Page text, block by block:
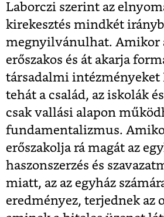
Laborczi szerint az
kirekesztés mindkét
megnyilvánulhat. Amikor
erőszakos és át akarja
társadalmi intézményeket
tehát a család, az iskolák
csak vallási alapon
fundamentalizmus.
erőszakolja rá magát az
haszonszerzés és
miatt, az az egyház
eredményez, terjednek az